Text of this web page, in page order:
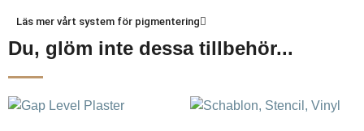
Läs mer vårt system för pigmentering
Du, glöm inte dessa tillbehör...